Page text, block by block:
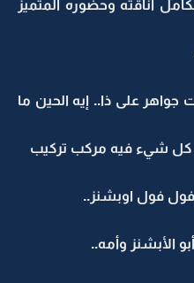
أناقته وحضوره المتميز
جواهر على ذا.. إيه الحين ما
فول فول اوبشنز..
الأبشنز وأمه..